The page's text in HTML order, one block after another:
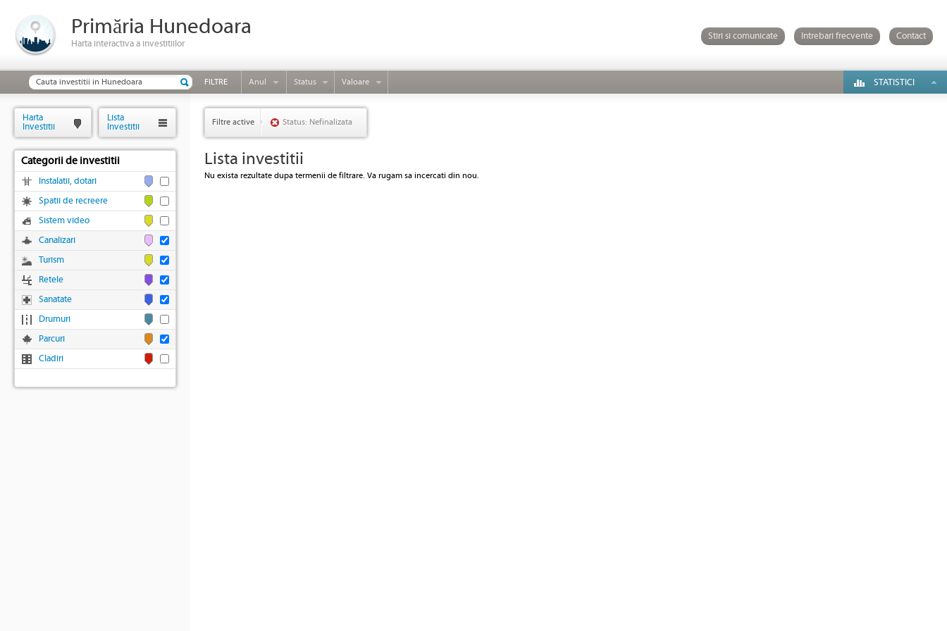
Primăria Hunedoara
Harta interactiva a investitiilor
Stiri si comunicate Intrebari frecvente Contact
FILTRE Anul Status Valoare STATISTICI
Filtre active Status: Nefinalizata
Lista investitii
Nu exista rezultate dupa termenii de filtrare. Va rugam sa incercati din nou.
Harta
Investitii
Lista
Investitii
Categorii de investitii
Instalatii, dotari
Spatii de recreere
Sistem video
Canalizari
Turism
Retele
Sanatate
Drumuri
Parcuri
Cladiri